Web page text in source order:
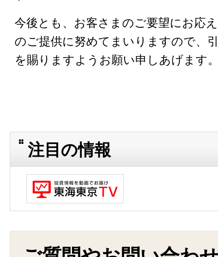
今後とも、お客さまのご要望にお応
のご提供に努めてまいりますので、
を賜りますようお願い申しあげます
注目の情報